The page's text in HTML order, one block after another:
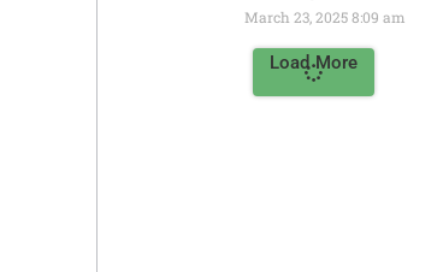
March 23, 20258:09 am
Load More